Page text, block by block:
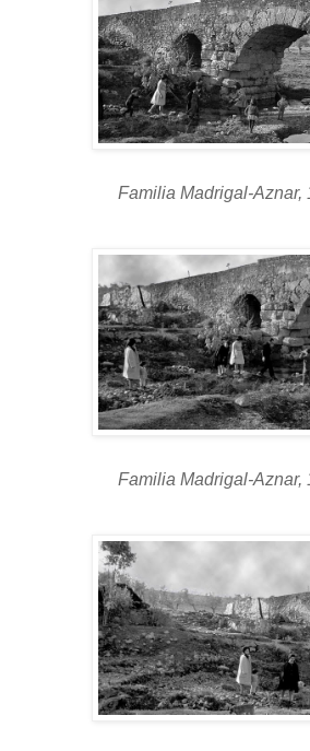
Familia Madrigal-Aznar,
Familia Madrigal-Aznar,